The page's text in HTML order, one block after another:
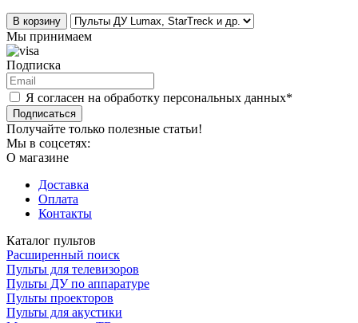
В корзину
Мы принимаем
Подписка
Я согласен на обработку персональных данных*
Подписаться
Получайте только полезные статьи!
Мы в соцсетях:
О магазине
Доставка
Оплата
Контакты
Каталог пультов
Расширенный поиск
Пульты для телевизоров
Пульты ДУ по аппаратуре
Пульты проекторов
Пульты для акустики